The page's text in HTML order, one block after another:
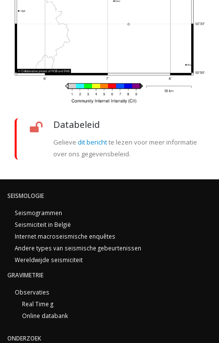
Databeleid
Gelieve dit berichtte lezen voor meer informatie
over ons gegevensbeleid.
SEISMOLOGIE
Seismogrammen
Seismiciteit in België
Internet macroseismische enquêtes
Andere types van seismische gebeurtenissen
Wereldwijde seismiciteit
GRAVIMETRIE
Observaties
Real Time g
Online databank
ONDERZOEK